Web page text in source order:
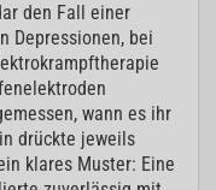
den Fall einer
Depressionen, bei
wann es ihr
drückte jeweils
klares Muster: Eine